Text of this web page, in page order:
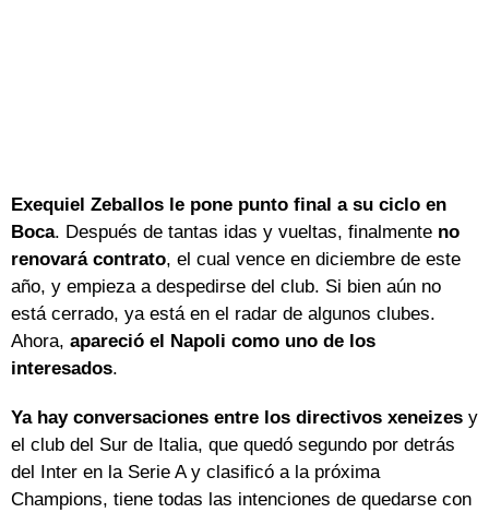
Exequiel Zeballos le pone punto final a su ciclo en
Boca. Después de tantas idas y vueltas, finalmente no
renovará contrato, el cual vence en diciembre de este
año, y empieza a despedirse del club. Si bien aún no
está cerrado, ya está en el radar de algunos clubes.
Ahora, apareció el Napoli como uno de los
interesados.
Ya hay conversaciones entre los directivos xeneizes y
el club del Sur de Italia, que quedó segundo por detrás
del Inter en la Serie A y clasificó a la próxima
Champions, tiene todas las intenciones de quedarse con